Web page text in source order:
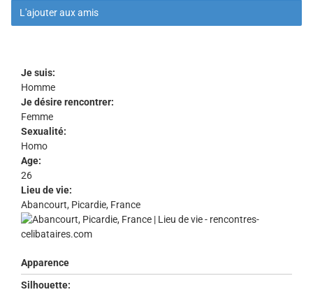
L'ajouter aux amis
Je suis:
Homme
Je désire rencontrer:
Femme
Sexualité:
Homo
Age:
26
Lieu de vie:
Abancourt, Picardie, France
Apparence
Silhouette: